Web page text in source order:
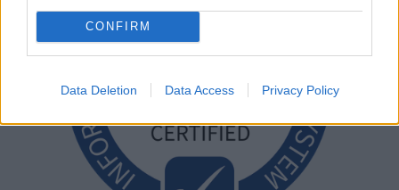
CONFIRM
Data Deletion Data Access Privacy Policy